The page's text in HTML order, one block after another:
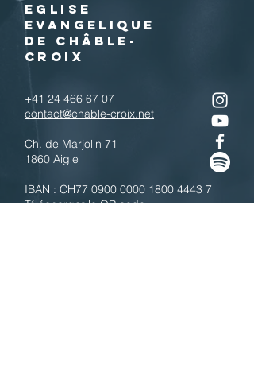
EGLISE
EVANGELIQUE
DE CHÂBLE-
CROIX
+41 24 466 67 07
contact@chable-croix.net
Ch. de Marjolin 71
1860 Aigle
IBAN : CH77 0900 0000 1800 4443 7
Télécharger le QR code